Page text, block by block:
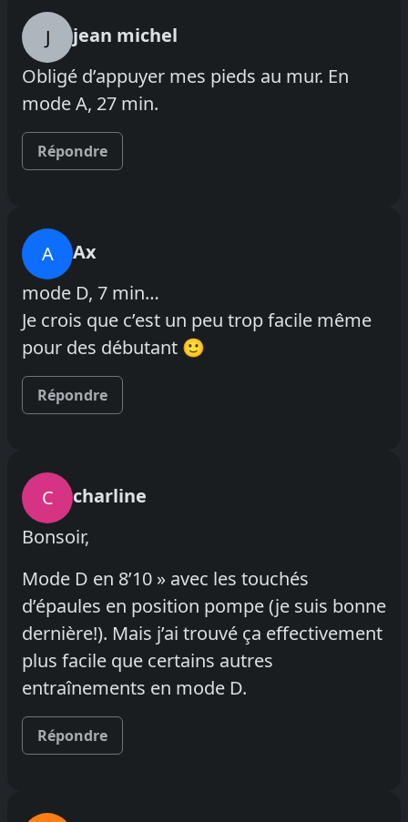
J
jean michel
Obligé d’appuyer mes pieds au mur. En
mode A, 27 min.
Répondre
A
Ax
mode D, 7 min…
Je crois que c’est un peu trop facile même
pour des débutant 🙂
Répondre
C
charline
Bonsoir,
Mode D en 8’10 » avec les touchés
d’épaules en position pompe (je suis bonne
dernière!). Mais j’ai trouvé ça effectivement
plus facile que certains autres
entraînements en mode D.
Répondre